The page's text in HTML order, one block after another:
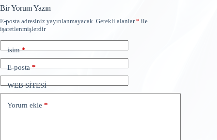
Bir Yorum Yazın
E-posta adresiniz yayınlanmayacak. Gerekli alanlar* ile
işaretlenmişlerdir
isim*
E-posta*
WEB SİTESİ
Yorum ekle *